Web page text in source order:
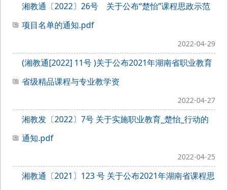
湘教通〔2022〕26号 关于公布“楚怡”课程思政示范
项目名单的通知.pdf
2022-04-29
(湘教通[2022] 11号 )关于公布2021年湖南省职业教育
省级精品课程与专业教学资
2022-04-27
湘教发〔2022〕7号 关于实施职业教育_楚怡_行动的
通知.pdf
2022-04-25
湘教通〔2021〕123 号 关于公布2021年湖南省课程思